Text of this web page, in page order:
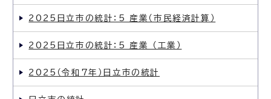
2025日立市の統計：5 産業（市民経済計算）
2025日立市の統計：5 産業 （工業）
2025（令和7年）日立市の統計